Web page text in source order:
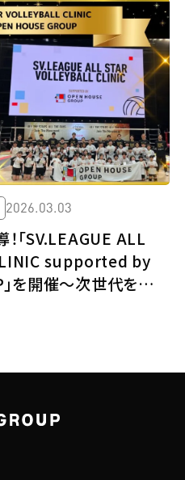
2026.03.03
「SV.LEAGUE ALL
supported by
を開催～次世代を担う